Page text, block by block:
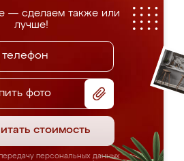
— сделаем также или
лучше!
фото
стоимость
персональных данных